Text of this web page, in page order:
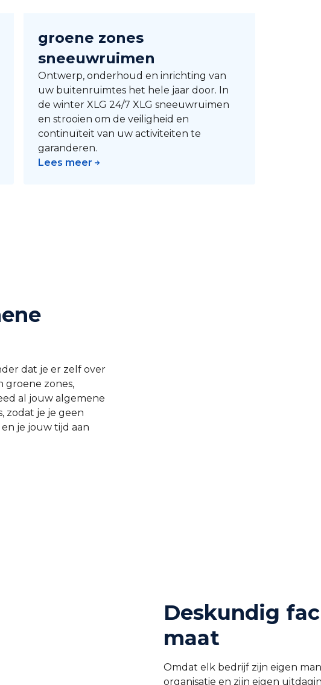
groene zones
sneeuwruimen
Ontwerp, onderhoud en inrichting van
uw buitenruimtes het hele jaar door. In
de winter XLG 24/7 XLG sneeuwruimen
en strooien om de veiligheid en
continuïteit van uw activiteiten te
garanderen.
Lees meer
dat je er zelf over
groene zones,
al jouw algemene
zodat je je geen
je jouw tijd aan
Deskundig
maat
Omdat elk bedrijf zijn eigen
organisatie en zijn eigen